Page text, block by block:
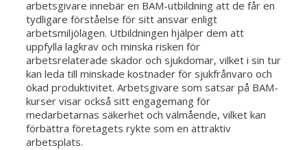
arbetsgivare innebär en BAM-utbildning att de får en
tydligare förståelse för sitt ansvar enligt
arbetsmiljölagen. Utbildningen hjälper dem att
uppfylla lagkrav och minska risken för
arbetsrelaterade skador och sjukdomar, vilket i sin tur
kan leda till minskade kostnader för sjukfrånvaro och
ökad produktivitet. Arbetsgivare som satsar på BAM-
kurser visar också sitt engagemang för
medarbetarnas säkerhet och välmående, vilket kan
förbättra företagets rykte som en attraktiv
arbetsplats.